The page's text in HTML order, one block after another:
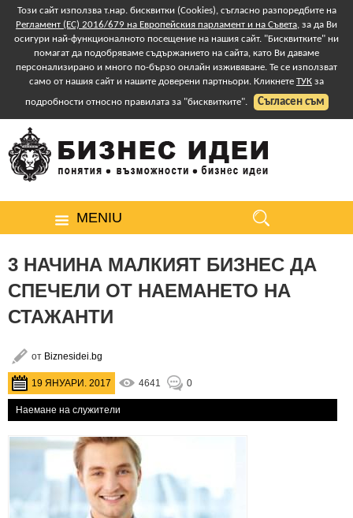
Този сайт използва т.нар. бисквитки (Cookies), съгласно разпоредбите на
Регламент (ЕС) 2016/679 на Европейския парламент и на Съвета, за да Ви
осигури най-функционалното посещение на нашия сайт. "Бисквитките" ни
помагат да подобряваме съдържанието на сайта, като Ви даваме
персонализирано и много по-бързо онлайн изживяване. Те се използват
само от нашия сайт и нашите доверени партньори. Кликнете ТУК за
подробности относно правилата за "бисквитките".
Съгласен съм
MENIU
3 НАЧИНА МАЛКИЯТ БИЗНЕС ДА
СПЕЧЕЛИ ОТ НАЕМАНЕТО НА
СТАЖАНТИ
от Biznesidei.bg
4641 0
19 ЯНУАРИ. 2017
Наемане на служители